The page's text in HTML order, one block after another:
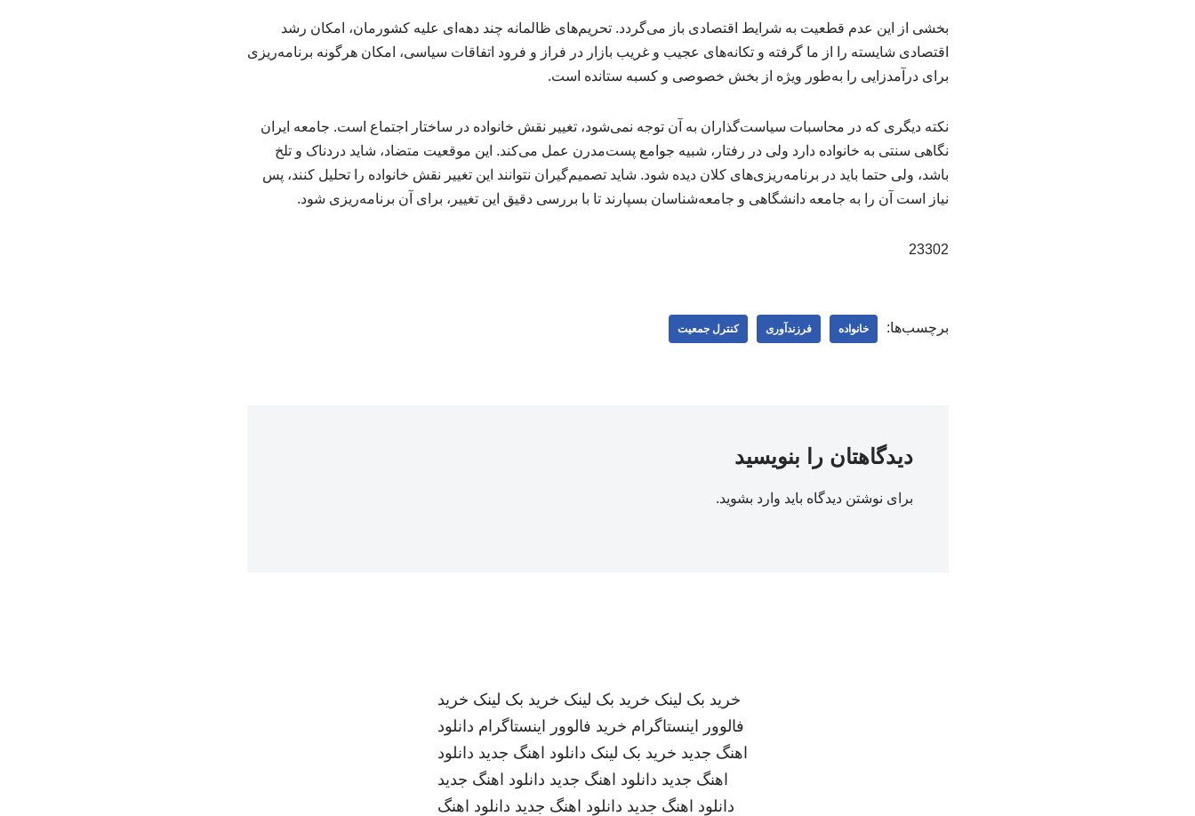
بخشی از این عدم قطعیت به شرایط اقتصادی باز می‌گردد. تحریم‌های ظالمانه چند دهه‌ای علیه کشورمان، امکان رشد
اقتصادی شایسته را از ما گرفته و تکانه‌های عجیب و غریب بازار در فراز و فرود اتفاقات سیاسی، امکان هرگونه برنامه‌ریزی
برای درآمدزایی را به‌طور ویژه از بخش خصوصی و کسبه ستانده است.
نکته دیگری که در محاسبات سیاست‌گذاران به آن توجه نمی‌شود، تغییر نقش خانواده در ساختار اجتماع است. جامعه ایران
نگاهی سنتی به خانواده دارد ولی در رفتار، شبیه جوامع پست‌مدرن عمل می‌کند. این موقعیت متضاد، شاید دردناک و تلخ
باشد، ولی حتما باید در برنامه‌ریزی‌های کلان دیده شود. شاید تصمیم‌گیران نتوانند این تغییر نقش خانواده را تحلیل کنند، پس
نیاز است آن را به جامعه دانشگاهی و جامعه‌شناسان بسپارند تا با بررسی دقیق این تغییر، برای آن برنامه‌ریزی شود.
23302
برچسب‌ها: خانواده فرزندآوری کنترل جمعیت
دیدگاهتان را بنویسید
برای نوشتن دیدگاه باید وارد بشوید.
خرید بک لینک خرید بک لینک خرید بک لینک خرید
فالوور اینستاگرام خرید فالوور اینستاگرام دانلود
اهنگ جدید خرید بک لینک دانلود اهنگ جدید دانلود
اهنگ جدید دانلود اهنگ جدید دانلود اهنگ جدید
دانلود اهنگ جدید دانلود اهنگ جدید دانلود اهنگ